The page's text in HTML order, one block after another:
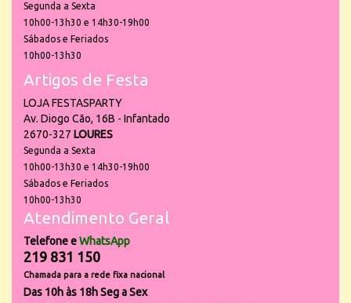
Segunda a Sexta
10h00-13h30 e 14h30-19h00
Sábados e Feriados
10h00-13h30
Artigos de Festa
LOJA FESTASPARTY
Av. Diogo Cão, 16B - Infantado
2670-327 LOURES
Segunda a Sexta
10h00-13h30 e 14h30-19h00
Sábados e Feriados
10h00-13h30
Atendimento Geral
Telefone eWhatsApp
219 831 150
Chamada para a rede fixa nacional
Das 10h às 18h Seg a Sex